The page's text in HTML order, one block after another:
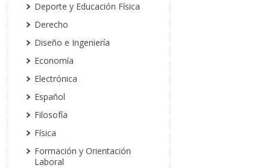
Deporte y Educación Física
Derecho
Diseño e Ingeniería
Economía
Electrónica
Español
Filosofía
Física
Formación y Orientación
Laboral